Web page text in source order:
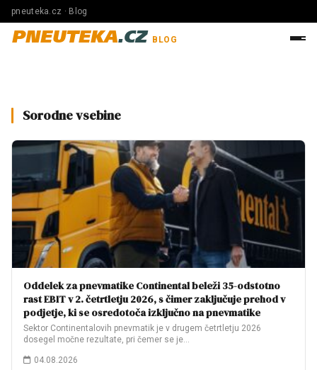
pneuteka.cz · Blog
PNEUTEKA.CZ BLOG
Sorodne vsebine
Oddelek za pnevmatike Continental beleži 35-odstotno
rast EBIT v 2. četrtletju 2026, s čimer zaključuje prehod v
podjetje, ki se osredotoča izključno na pnevmatike
Sektor Continentalovih pnevmatik je v drugem četrtletju 2026
dosegel močne rezultate, pri čemer se je…
04.08.2026